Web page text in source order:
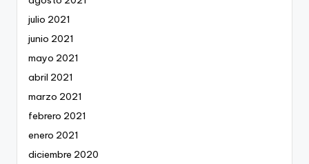
julio 2021
junio 2021
mayo 2021
abril 2021
marzo 2021
febrero 2021
enero 2021
diciembre 2020